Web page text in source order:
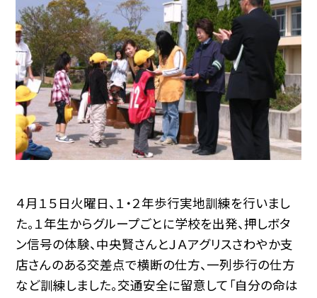
４月１５日火曜日、１・２年歩行実地訓練を行いまし
た。１年生からグループごとに学校を出発、押しボタ
ン信号の体験、中央賢さんとＪＡアグリスさわやか支
店さんのある交差点で横断の仕方、一列歩行の仕方
など訓練しました。交通安全に留意して「自分の命は